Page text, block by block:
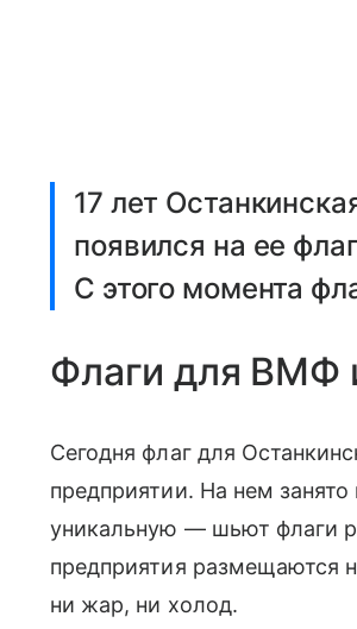
17 лет
появился на ее
С этого момента
Флаги для ВМФ
Сегодня флаг для
предприятии. На нем
уникальную — шьют флаги
предприятия размещаются
ни жар, ни холод.